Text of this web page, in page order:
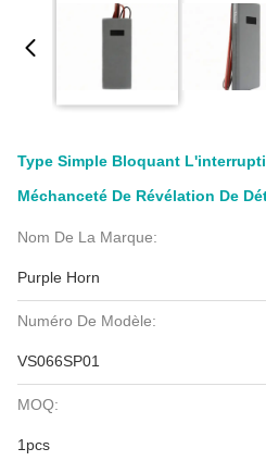
Type Simple Bloquant
Méchanceté De Révélation De
Nom De La Marque:
Purple Horn
Numéro De Modèle:
VS066SP01
MOQ:
1pcs